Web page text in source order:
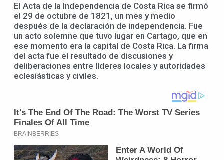
El Acta de la Independencia de Costa Rica se firmó
el 29 de octubre de 1821, un mes y medio
después de la declaración de independencia. Fue
un acto solemne que tuvo lugar en Cartago, que en
ese momento era la capital de Costa Rica. La firma
del acta fue el resultado de discusiones y
deliberaciones entre líderes locales y autoridades
eclesiásticas y civiles.